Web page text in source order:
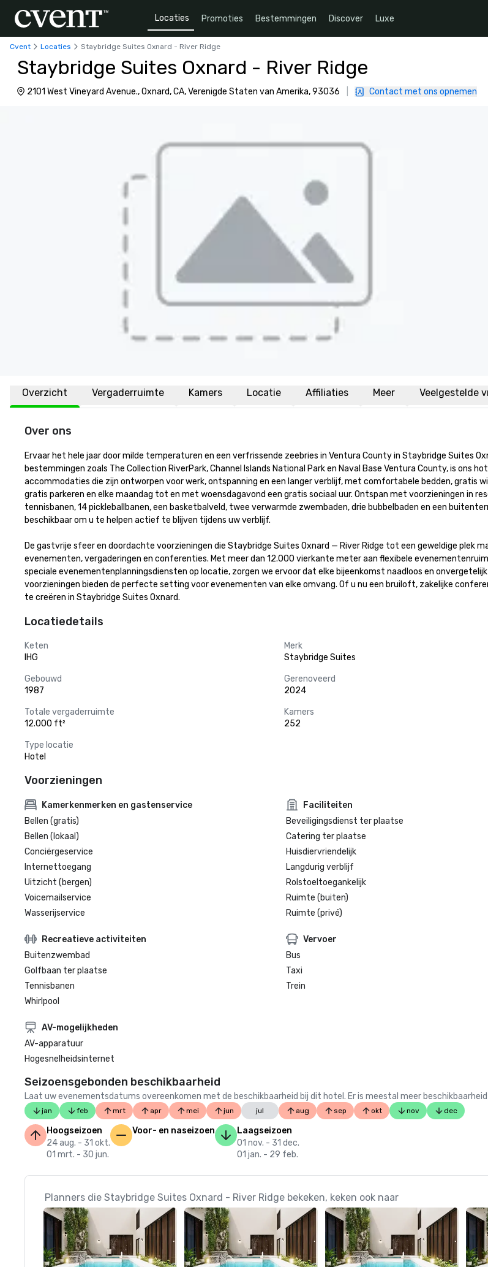
Locaties Promoties Bestemmingen Discover Luxe
Cvent Locaties Staybridge Suites Oxnard - River Ridge
Staybridge Suites Oxnard - River Ridge
2101 West Vineyard Avenue., Oxnard, CA, Verenigde Staten van Amerika, 93036 Contact met ons opnemen
Overzicht Vergaderruimte Kamers Locatie Affiliaties Meer Veelgestelde
Over ons
Ervaar het hele jaar door milde temperaturen en een verfrissende zeebries in Ventura County in Staybridge Suites
bestemmingen zoals The Collection RiverPark, Channel Islands National Park en Naval Base Ventura County, is ons
accommodaties die zijn ontworpen voor werk, ontspanning en een langer verblijf, met comfortabele bedden, gratis
gratis parkeren en elke maandag tot en met woensdagavond een gratis sociaal uur. Ontspan met voorzieningen in
tennisbanen, 14 pickleballbanen, een basketbalveld, twee verwarmde zwembaden, drie bubbelbaden en een
beschikbaar om u te helpen actief te blijven tijdens uw verblijf.
De gastvrije sfeer en doordachte voorzieningen die Staybridge Suites Oxnard — River Ridge tot een geweldige
evenementen, vergaderingen en conferenties. Met meer dan 12.000 vierkante meter aan flexibele
speciale evenementenplanningsdiensten op locatie, zorgen we ervoor dat elke bijeenkomst naadloos en
voorzieningen bieden de perfecte setting voor evenementen van elke omvang. Of u nu een bruiloft, zakelijke
te creëren in Staybridge Suites Oxnard.
Locatiedetails
Keten
IHG
Merk
Staybridge Suites
Gebouwd
1987
Gerenoveerd
2024
Totale vergaderruimte
12.000 ft²
Kamers
252
Type locatie
Hotel
Voorzieningen
Kamerkenmerken en gastenservice
Bellen (gratis)
Bellen (lokaal)
Conciërgeservice
Internettoegang
Uitzicht (bergen)
Voicemailservice
Wasserijservice
Faciliteiten
Beveiligingsdienst ter plaatse
Catering ter plaatse
Huisdiervriendelijk
Langdurig verblijf
Rolstoeltoegankelijk
Ruimte (buiten)
Ruimte (privé)
Recreatieve activiteiten
Buitenzwembad
Golfbaan ter plaatse
Tennisbanen
Whirlpool
Vervoer
Bus
Taxi
Trein
AV-mogelijkheden
AV-apparatuur
Hogesnelheidsinternet
Seizoensgebonden beschikbaarheid
Laat uw evenementsdatums overeenkomen met de beschikbaarheid bij dit hotel. Er is meestal meer
jan feb mrt apr mei jun jul aug sep okt nov dec
Hoogseizoen
24 aug. - 31 okt.
01 mrt. - 30 jun.
Voor- en naseizoen
Laagseizoen
01 nov. - 31 dec.
01 jan. - 29 feb.
Planners die Staybridge Suites Oxnard - River Ridge bekeken, keken ook naar